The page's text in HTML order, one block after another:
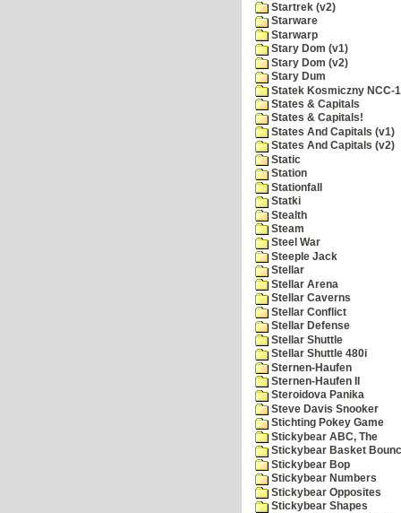
Startrek (v2)
Starware
Starwarp
Stary Dom (v1)
Stary Dom (v2)
Stary Dum
Statek Kosmiczny NCC-
States & Capitals
States & Capitals!
States And Capitals (v1)
States And Capitals (v2)
Static
Station
Stationfall
Statki
Stealth
Steam
Steel War
Steeple Jack
Stellar
Stellar Arena
Stellar Caverns
Stellar Conflict
Stellar Defense
Stellar Shuttle
Stellar Shuttle 480i
Sternen-Haufen
Sternen-Haufen II
Steroidova Panika
Steve Davis Snooker
Stichting Pokey Game
Stickybear ABC, The
Stickybear Basket
Stickybear Bop
Stickybear Numbers
Stickybear Opposites
Stickybear Shapes